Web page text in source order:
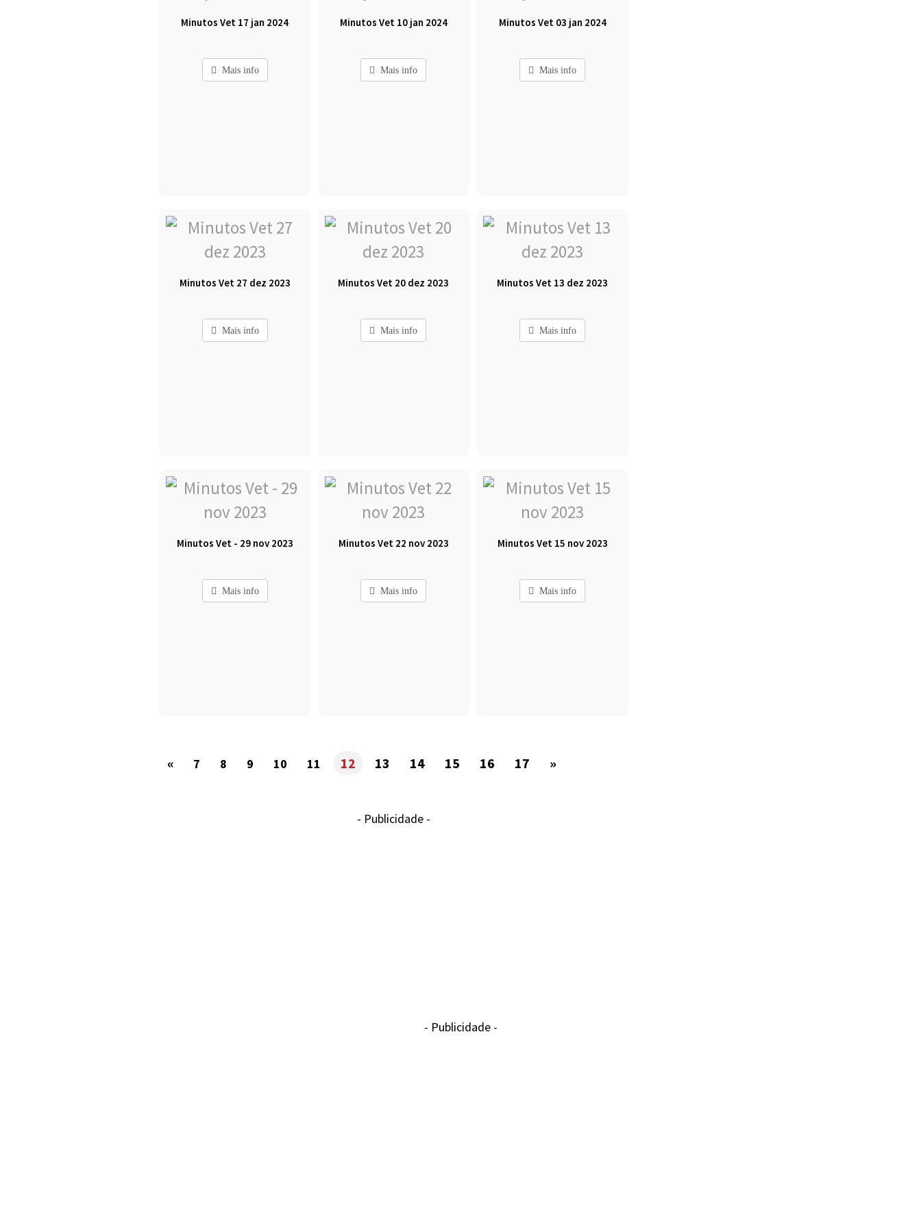
Minutos Vet 17 jan 2024
Mais info
Minutos Vet 10 jan 2024
Mais info
Minutos Vet 03 jan 2024
Mais info
Minutos Vet 27 dez 2023
Mais info
Minutos Vet 20 dez 2023
Mais info
Minutos Vet 13 dez 2023
Mais info
Minutos Vet - 29 nov 2023
Mais info
Minutos Vet 22 nov 2023
Mais info
Minutos Vet 15 nov 2023
Mais info
« 7 8 9 10 11 12 13 14 15 16 17 »
- Publicidade -
- Publicidade -